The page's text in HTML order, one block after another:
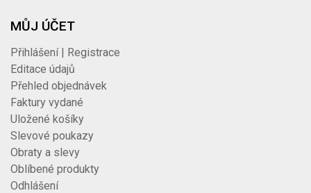
MŮJ ÚČET
Přihlášení | Registrace
Editace údajů
Přehled objednávek
Faktury vydané
Uložené košíky
Slevové poukazy
Obraty a slevy
Oblíbené produkty
Odhlášení